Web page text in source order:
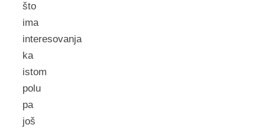
što
ima
interesovanja
ka
istom
polu
pa
još